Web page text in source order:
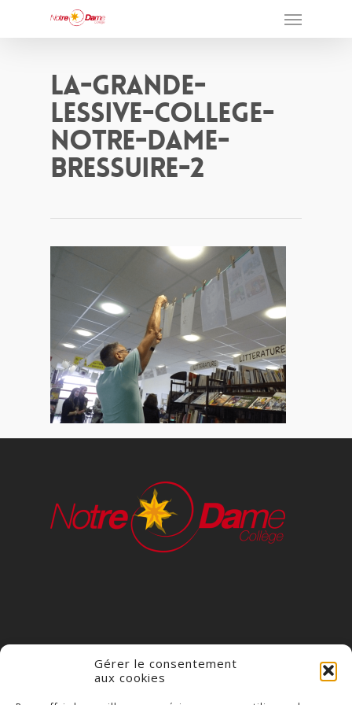
Gérer le consentement
aux cookies
La-Grande-
Lessive-College-
Notre-Dame-
Bressuire-2
COLLÈGE NOTRE DAME